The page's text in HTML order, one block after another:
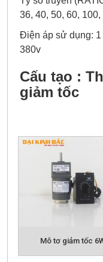
36, 40, 50, 60,
Điện áp sử dụng: 1
380v
Cấu tạo :
giảm tốc
Thân mô tơ gồm 4
Mô tơ giảm tốc